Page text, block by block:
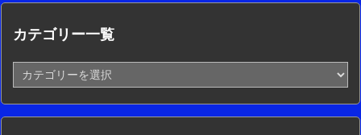
カテゴリー一覧
カ
テ
ゴ
リ